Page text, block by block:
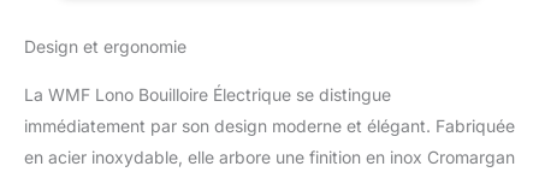
la poignée peut être
touché pendant la
cuisson Niveau de
Design et ergonomie
La WMF Lono Bouilloire Électrique se distingue
immédiatement par son design moderne et élégant. Fabriquée
en acier inoxydable, elle arbore une finition en inox Cromargan